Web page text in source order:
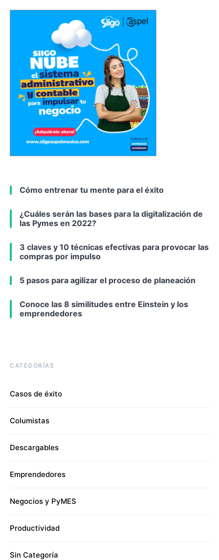
Cómo entrenar tu mente para el éxito
¿Cuáles serán las bases para la digitalización de
las Pymes en 2022?
3 claves y 10 técnicas efectivas para provocar las
compras por impulso
5 pasos para agilizar el proceso de planeación
Conoce las 8 similitudes entre Einstein y los
emprendedores
CATEGORÍAS
Casos de éxito
Columistas
Descargables
Emprendedores
Negocios y PyMES
Productividad
Sin Categoría